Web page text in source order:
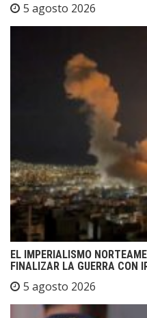
5 agosto 2026
EL IMPERIALISMO
FINALIZAR LA GUERRA CON
5 agosto 2026